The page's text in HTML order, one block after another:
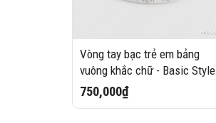
Vòng tay bạc trẻ em bảng
vuông khắc chữ - Basic Style
750,000₫